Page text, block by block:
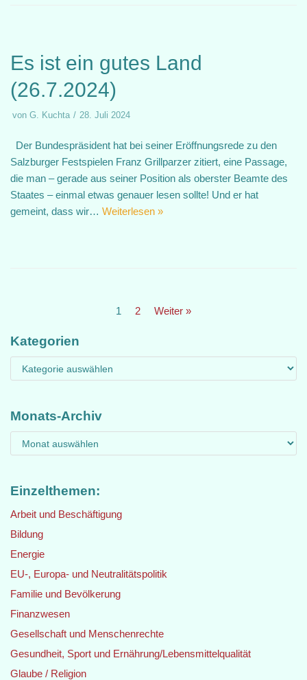
Es ist ein gutes Land
(26.7.2024)
von G. Kuchta 28. Juli 2024
Der Bundespräsident hat bei seiner Eröffnungsrede zu den
Salzburger Festspielen Franz Grillparzer zitiert, eine Passage,
die man – gerade aus seiner Position als oberster Beamte des
Staates – einmal etwas genauer lesen sollte! Und er hat
gemeint, dass wir… Weiterlesen »
1 2 Weiter »
Kategorien
Monats-Archiv
Einzelthemen:
Arbeit und Beschäftigung
Bildung
Energie
EU-, Europa- und Neutralitätspolitik
Familie und Bevölkerung
Finanzwesen
Gesellschaft und Menschenrechte
Gesundheit, Sport und Ernährung/Lebensmittelqualität
Glaube / Religion